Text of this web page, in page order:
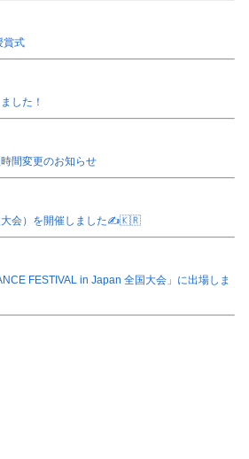
賞式
した！
間変更のお知らせ
大会）を開催しました✍️🇰🇷
FESTIVAL in Japan 全国大会」に出場しま